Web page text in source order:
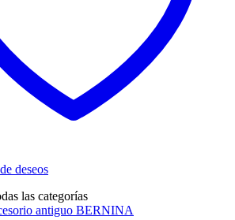
deseos
las categorías
antiguo BERNINA